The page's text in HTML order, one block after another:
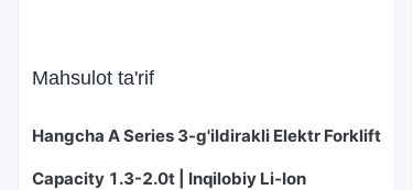
Mahsulot ta'rif
Hangcha A Series 3-g'ildirakli Elektr Forklift
Capacity 1.3-2.0t | Inqilobiy Li-Ion